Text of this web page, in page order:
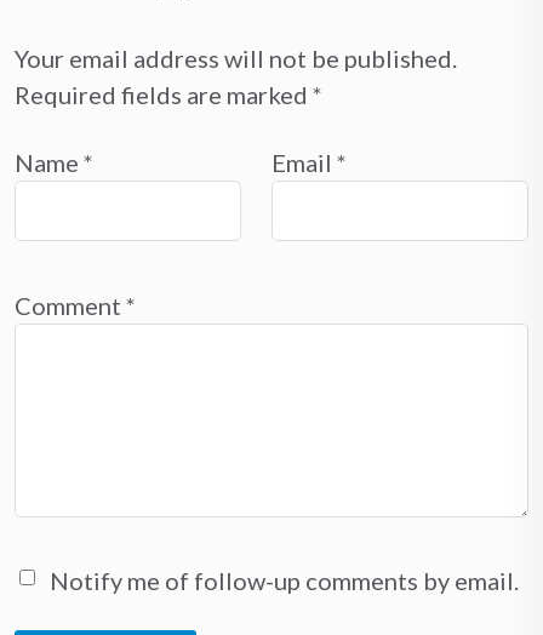
Your email address will not be published.
Required fields are marked *
Name * Email *
Comment *
Notify me of follow-up comments by email.